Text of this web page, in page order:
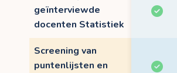
geïnterviewde
docenten Statistiek
Screening van
puntenlijsten en